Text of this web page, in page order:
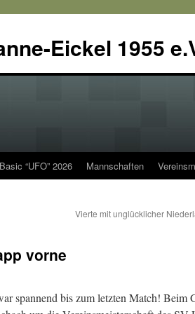
Eickel 1955
“UFO” 2026 Mannschaften
Vierte mit unglücklicher
vorne
spannend bis zumletzten Match! Beim